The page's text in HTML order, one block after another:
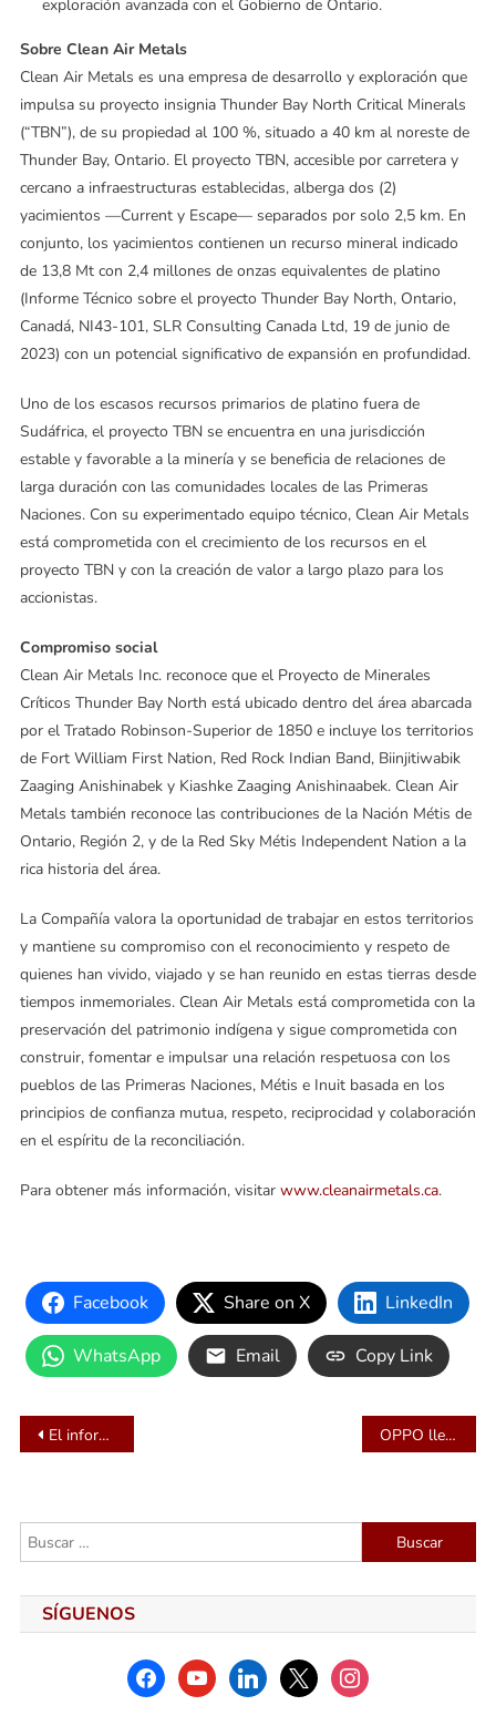
exploración avanzada con el Gobierno de Ontario.
Sobre Clean Air Metals
Clean Air Metals es una empresa de desarrollo y exploración que
impulsa su proyecto insignia Thunder Bay North Critical Minerals
(“TBN”), de su propiedad al 100 %, situado a 40 km al noreste de
Thunder Bay, Ontario. El proyecto TBN, accesible por carretera y
cercano a infraestructuras establecidas, alberga dos (2)
yacimientos —Current y Escape— separados por solo 2,5 km. En
conjunto, los yacimientos contienen un recurso mineral indicado
de 13,8 Mt con 2,4 millones de onzas equivalentes de platino
(Informe Técnico sobre el proyecto Thunder Bay North, Ontario,
Canadá, NI43-101, SLR Consulting Canada Ltd, 19 de junio de
2023) con un potencial significativo de expansión en profundidad.
Uno de los escasos recursos primarios de platino fuera de
Sudáfrica, el proyecto TBN se encuentra en una jurisdicción
estable y favorable a la minería y se beneficia de relaciones de
larga duración con las comunidades locales de las Primeras
Naciones. Con su experimentado equipo técnico, Clean Air Metals
está comprometida con el crecimiento de los recursos en el
proyecto TBN y con la creación de valor a largo plazo para los
accionistas.
Compromiso social
Clean Air Metals Inc. reconoce que el Proyecto de Minerales
Críticos Thunder Bay North está ubicado dentro del área abarcada
por el Tratado Robinson-Superior de 1850 e incluye los territorios
de Fort William First Nation, Red Rock Indian Band, Biinjitiwabik
Zaaging Anishinabek y Kiashke Zaaging Anishinaabek. Clean Air
Metals también reconoce las contribuciones de la Nación Métis de
Ontario, Región 2, y de la Red Sky Métis Independent Nation a la
rica historia del área.
La Compañía valora la oportunidad de trabajar en estos territorios
y mantiene su compromiso con el reconocimiento y respeto de
quienes han vivido, viajado y se han reunido en estas tierras desde
tiempos inmemoriales. Clean Air Metals está comprometida con la
preservación del patrimonio indígena y sigue comprometida con
construir, fomentar e impulsar una relación respetuosa con los
pueblos de las Primeras Naciones, Métis e Inuit basada en los
principios de confianza mutua, respeto, reciprocidad y colaboración
en el espíritu de la reconciliación.
Para obtener más información, visitar www.cleanairmetals.ca.
Facebook Share on X LinkedIn
WhatsApp Email Copy Link
Navegación
entradas
El informe de Fortinet revela que la contratación de personal para ciberseguridad se estanca, ya que casi la mitad de los líderes de TI enfrentan resistencia corporativa OPPO llevó la Champions League a Colombia: desde un Watch Party en Bogotá hasta Budapest
Buscar:
SÍGUENOS
facebookyoutubelinkedinx instagram